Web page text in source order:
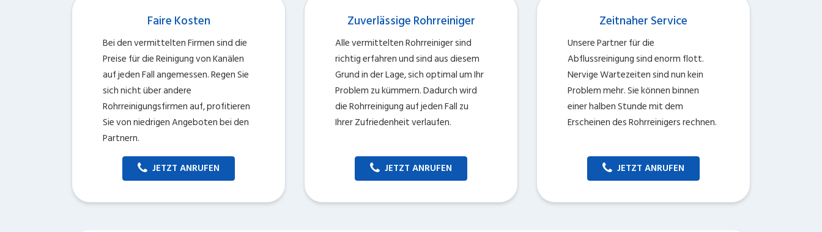
Faire Kosten
Bei den vermittelten Firmen sind die
Preise für die Reinigung von Kanälen
auf jeden Fall angemessen. Regen Sie
sich nicht über andere
Rohrreinigungsfirmen auf, profitieren
Sie von niedrigen Angeboten bei den
Partnern.
JETZT ANRUFEN
Zuverlässige Rohrreiniger
Alle vermittelten Rohrreiniger sind
richtig erfahren und sind aus diesem
Grund in der Lage, sich optimal um Ihr
Problem zu kümmern. Dadurch wird
die Rohrreinigung auf jeden Fall zu
Ihrer Zufriedenheit verlaufen.
JETZT ANRUFEN
Zeitnaher Service
Unsere Partner für die
Abflussreinigung sind enorm flott.
Nervige Wartezeiten sind nun kein
Problem mehr. Sie können binnen
einer halben Stunde mit dem
Erscheinen des Rohrreinigers rechnen.
JETZT ANRUFEN